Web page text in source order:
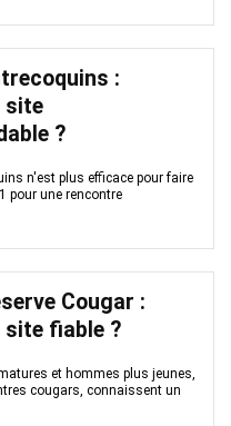
:
site
?
n'est plus efficace pour faire
pour une rencontre
Cougar :
site fiable ?
et hommes plus jeunes,
cougars, connaissent un